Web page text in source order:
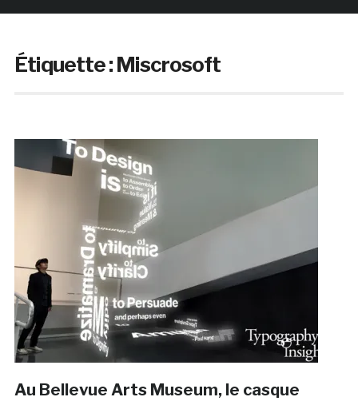
Étiquette :Miscrosoft
Au Bellevue Arts Museum, le casque